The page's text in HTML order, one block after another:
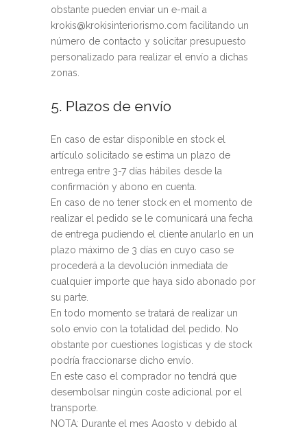
obstante pueden enviar un e-mail a
krokis@krokisinteriorismo.com facilitando un
número de contacto y solicitar presupuesto
personalizado para realizar el envío a dichas
zonas.
5. Plazos de envío
En caso de estar disponible en stock el
artículo solicitado se estima un plazo de
entrega entre 3-7 días hábiles desde la
confirmación y abono en cuenta.
En caso de no tener stock en el momento de
realizar el pedido se le comunicará una fecha
de entrega pudiendo el cliente anularlo en un
plazo máximo de 3 días en cuyo caso se
procederá a la devolución inmediata de
cualquier importe que haya sido abonado por
su parte.
En todo momento se tratará de realizar un
solo envío con la totalidad del pedido. No
obstante por cuestiones logísticas y de stock
podría fraccionarse dicho envío.
En este caso el comprador no tendrá que
desembolsar ningún coste adicional por el
transporte.
NOTA: Durante el mes Agosto y debido al